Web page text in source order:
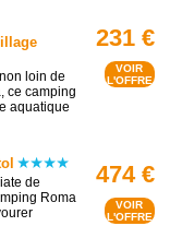
loin de
ce camping
aquatique
231 €
VOIR
L'OFFRE
de
Roma
474 €
VOIR
L'OFFRE